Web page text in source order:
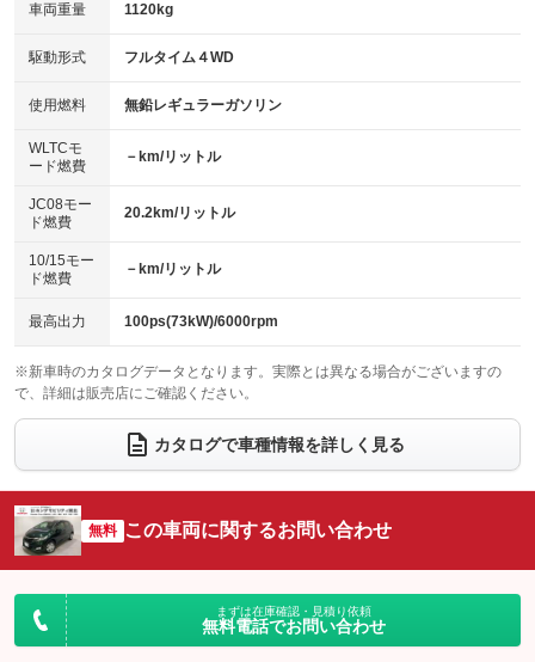
アイドリングストップ
：装備あり
USB入力端子
：装備あり
100V電源
：装備なし
センターデフロック
：装備なし
電動格納ミラー
：装備あり
HID(キセノンライト)
バックカメラ
エアロ
：装備なし
ローダウン
：装備なし
ベンチシート
：装備なし
チップアップシート
：装備あり
電動格納サードシート
：装備なし シートヒーター
：装備あり
ウォークスルー
電動リアゲート フロントカメラ
：装備なし
シートエアコン
：装備なし 全周囲カメラ
：装備なし
サイドカメラ
：装備なし ルーフレール
：装備なし
エアサスペンション ヘッドライトウォッシャー
車両重量 1120kg
駆動形式 フルタイム４WD
使用燃料 無鉛レギュラーガソリン
WLTCモ
ード燃費
－km/リットル
JC08モー
ド燃費
20.2km/リットル
10/15モー
ド燃費
－km/リットル
最高出力 100ps(73kW)/6000rpm
※新車時のカタログデータとなります。実際とは異なる場合がございますの
で、詳細は販売店にご確認ください。
カタログで車種情報を詳しく見る
無料 この車両に関するお問い合わせ
まずは在庫確認・見積り依頼
無料電話でお問い合わせ